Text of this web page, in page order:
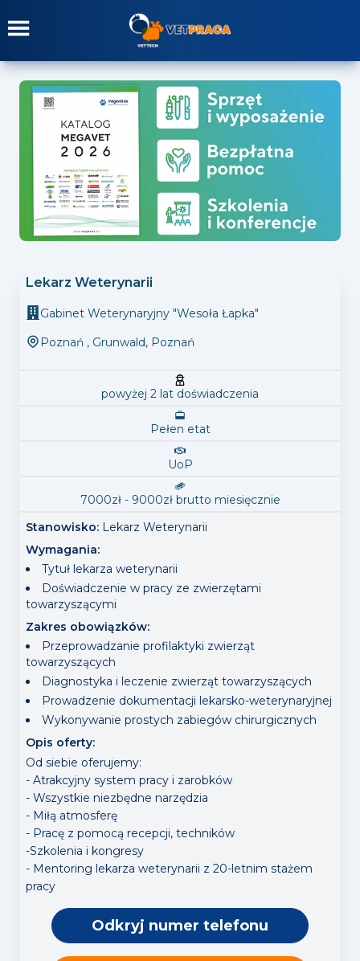
Lekarz Weterynarii
Gabinet Weterynaryjny "Wesoła Łapka"
Poznań , Grunwald, Poznań
powyżej 2 lat doświadczenia
Pełen etat
UoP
7000zł - 9000zł brutto miesięcznie
Stanowisko: Lekarz Weterynarii
Wymagania:
Tytuł lekarza weterynarii
Doświadczenie w pracy ze zwierzętami
towarzyszącymi
Zakres obowiązków:
Przeprowadzanie profilaktyki zwierząt
towarzyszących
Diagnostyka i leczenie zwierząt towarzyszących
Prowadzenie dokumentacji lekarsko-weterynaryjnej
Wykonywanie prostych zabiegów chirurgicznych
Opis oferty:
Od siebie oferujemy:
- Atrakcyjny system pracy i zarobków
- Wszystkie niezbędne narzędzia
- Miłą atmosferę
- Pracę z pomocą recepcji, techników
-Szkolenia i kongresy
- Mentoring lekarza weterynarii z 20-letnim stażem
pracy
Odkryj numer telefonu